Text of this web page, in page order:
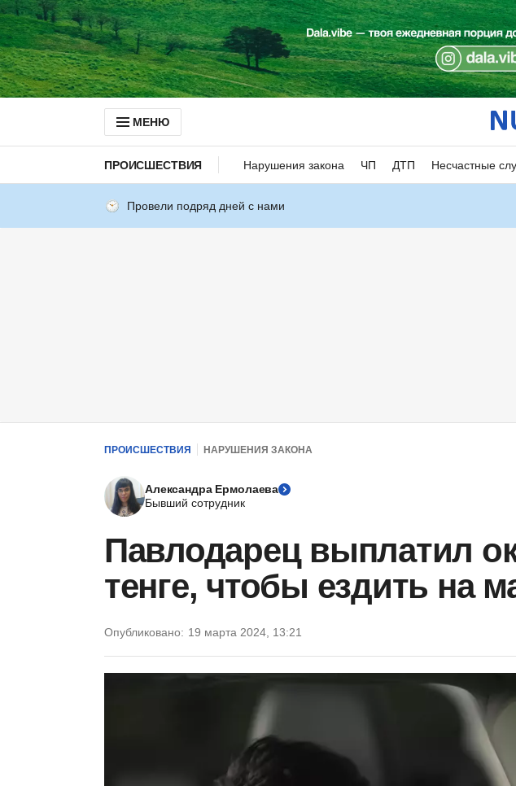
МЕНЮ
ПРОИСШЕСТВИЯ Нарушения закона ЧП ДТП Несчастные
Провели подряд дней с нами
ПРОИСШЕСТВИЯ НАРУШЕНИЯ ЗАКОНА
Александра Ермолаева
Бывший сотрудник
Павлодарец выплатил
тенге, чтобы ездить на
Опубликовано: 19 марта 2024, 13:21